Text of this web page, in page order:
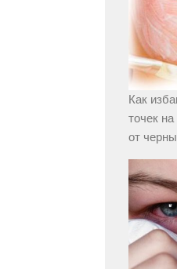
Как
точек
от